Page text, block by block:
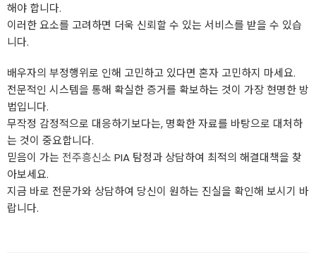
해야 합니다.
이러한 요소를 고려하면 더욱 신뢰할 수 있는 서비스를 받을 수 있습
니다.
배우자의 부정행위로 인해 고민하고 있다면 혼자 고민하지 마세요.
전문적인 시스템을 통해 확실한 증거를 확보하는 것이 가장 현명한 방
법입니다.
무작정 감정적으로 대응하기보다는, 명확한 자료를 바탕으로 대처하
는 것이 중요합니다.
믿음이 가는 전주흥신소 PIA 탐정과 상담하여 최적의 해결대책을 찾
아보세요.
지금 바로 전문가와 상담하여 당신이 원하는 진실을 확인해 보시기 바
랍니다.